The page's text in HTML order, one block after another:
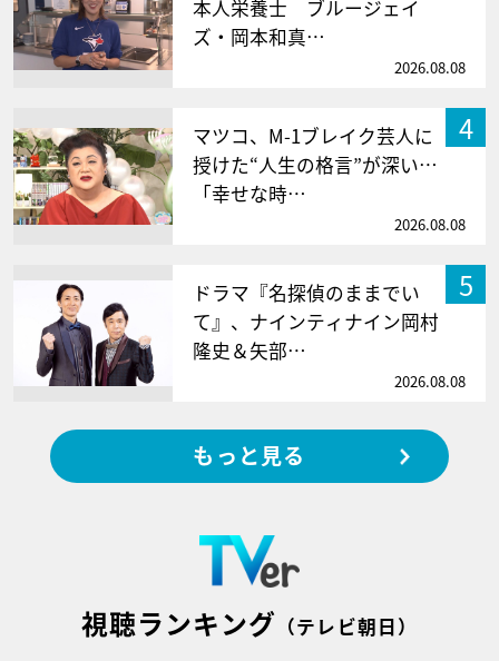
本人栄養士 ブルージェイ
ズ・岡本和真…
2026.08.08
4
マツコ、M-1ブレイク芸人に
授けた“人生の格言”が深い…
「幸せな時…
2026.08.08
5
ドラマ『名探偵のままでい
て』、ナインティナイン岡村
隆史＆矢部…
2026.08.08
もっと見る
視聴ランキング （テレビ朝日）